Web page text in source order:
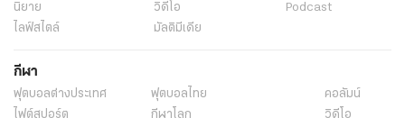
นิยาย
วิดีโอ
Podcast
ไลฟ์สไตล์
มัลติมีเดีย
กีฬา
ฟุตบอลต่่างประเทศ ฟุตบอลไทย
คอลัมน์
ไฟต์สปอร์ต
กีฬาโลก
วิดีโอ